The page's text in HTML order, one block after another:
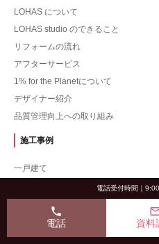
LOHAS について
LOHAS studio のできること
リフォームの流れ
アフターサービス
1% for the Planetについて
デザイナー紹介
品質管理向上への取り組み
施工事例
一戸建て
コンテスト受賞事例
費用から探す
電話受付時間｜
phone
電話 資料